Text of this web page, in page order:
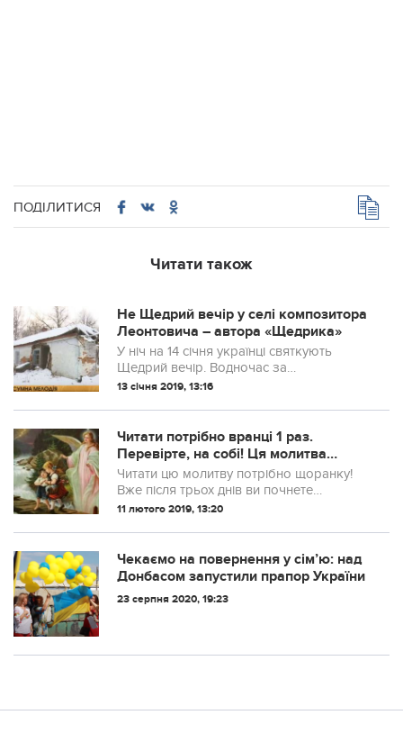
ПОДІЛИТИСЯ
Читати також
Не Щедрий вечір у селі композитора
Леонтовича – автора «Щедрика»
У ніч на 14 січня українці святкують
Щедрий вечір. Водночас за
християнським календарем це день
свята об’єднались. На це свято
традиційно щедрують...
13 січня 2019, 13:16
Читати потрібно вранці 1 раз.
Перевірте, на собі! Ця молитва
закликає вашого Ангела-Охоронця
Читати цю молитву потрібно щоранку!
Вже після трьох днів ви почнете
помічати, як ваше життя змінюється в
11 лютого 2019, 13:20
Чекаємо на повернення у сім’ю: над
Донбасом запустили прапор України
23 серпня 2020, 19:23